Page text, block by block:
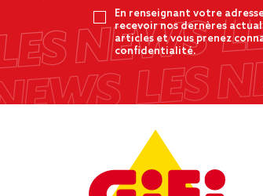
En renseignant votre
recevoir nos dernères
articles et vous prenez
confidentialité.